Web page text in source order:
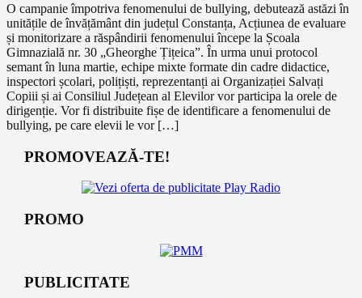
O campanie împotriva fenomenului de bullying, debutează astăzi în
unitățile de învățământ din județul Constanța, Acțiunea de evaluare
și monitorizare a răspândirii fenomenului începe la Școala
Gimnazială nr. 30 „Gheorghe Țițeica”. În urma unui protocol
semant în luna martie, echipe mixte formate din cadre didactice,
inspectori școlari, polițiști, reprezentanți ai Organizației Salvați
Copiii și ai Consiliul Județean al Elevilor vor participa la orele de
dirigenție. Vor fi distribuite fișe de identificare a fenomenului de
bullying, pe care elevii le vor […]
PROMOVEAZĂ-TE!
PROMO
PUBLICITATE